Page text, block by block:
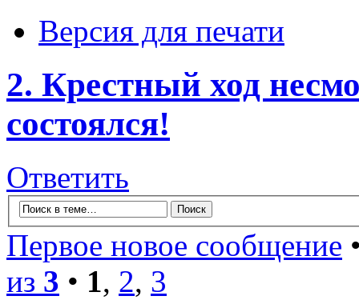
Версия для печати
2. Крестный ход
состоялся!
Ответить
Первое новое сообщение
из 3 • 1, 2, 3